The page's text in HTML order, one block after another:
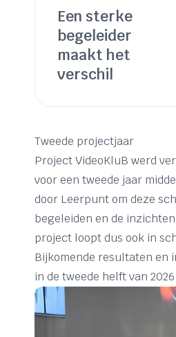
Een sterke
begeleider
maakt het
verschil
Tweede projectjaar
Project VideoKluB werd
voor een tweede jaar
door Leerpunt om deze
begeleiden en de
project loopt dus ook in
Bijkomende resultaten en
in de tweede helft van